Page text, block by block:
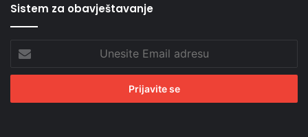
Sistem za obavještavanje
Email
adresu